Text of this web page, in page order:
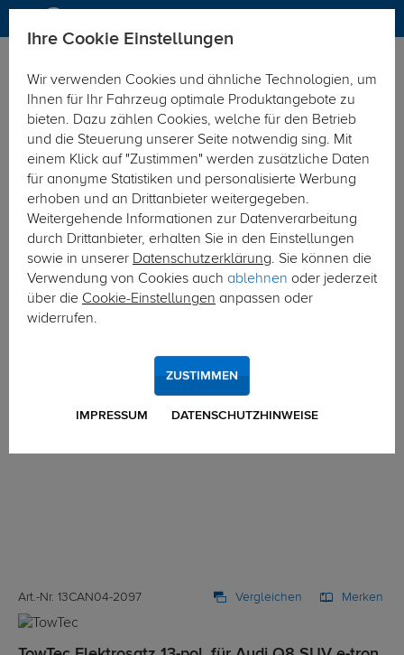
Hier geht's zur Fahrzeugübersicht: Audi Q8 SUV e-tron
Art.-Nr. 13CAN04-2097 Vergleichen Merken
Ihre Cookie Einstellungen
Wir verwenden Cookies und ähnliche Technologien, um
Ihnen für Ihr Fahrzeug optimale Produktangebote zu
bieten. Dazu zählen Cookies, welche für den Betrieb
und die Steuerung unserer Seite notwendig sing. Mit
einem Klick auf "Zustimmen" werden zusätzliche Daten
für anonyme Statistiken und personalisierte Werbung
erhoben und an Drittanbieter weitergegeben.
Weitergehende Informationen zur Datenverarbeitung
durch Drittanbieter, erhalten Sie in den Einstellungen
sowie in unserer Datenschutzerklärung. Sie können die
Verwendung von Cookies auch ablehnen oder jederzeit
über die Cookie-Einstellungen anpassen oder
widerrufen.
IMPRESSUM DATENSCHUTZHINWEISE
ZUSTIMMEN